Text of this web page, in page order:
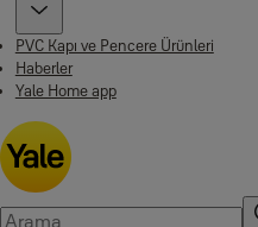
PVC Kapı ve Pencere Ürünleri
Haberler
Yale Home app